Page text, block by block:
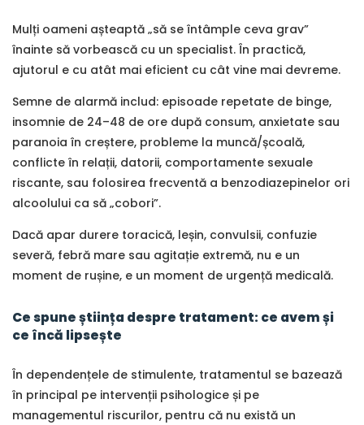
Mulți oameni așteaptă „să se întâmple ceva grav”
înainte să vorbească cu un specialist. În practică,
ajutorul e cu atât mai eficient cu cât vine mai devreme.
Semne de alarmă includ: episoade repetate de binge,
insomnie de 24–48 de ore după consum, anxietate sau
paranoia în creștere, probleme la muncă/școală,
conflicte în relații, datorii, comportamente sexuale
riscante, sau folosirea frecventă a benzodiazepinelor ori
alcoolului ca să „cobori”.
Dacă apar durere toracică, leșin, convulsii, confuzie
severă, febră mare sau agitație extremă, nu e un
moment de rușine, e un moment de urgență medicală.
Ce spune știința despre tratament: ce avem și
ce încă lipsește
În dependențele de stimulente, tratamentul se bazează
în principal pe intervenții psihologice și pe
managementul riscurilor, pentru că nu există un